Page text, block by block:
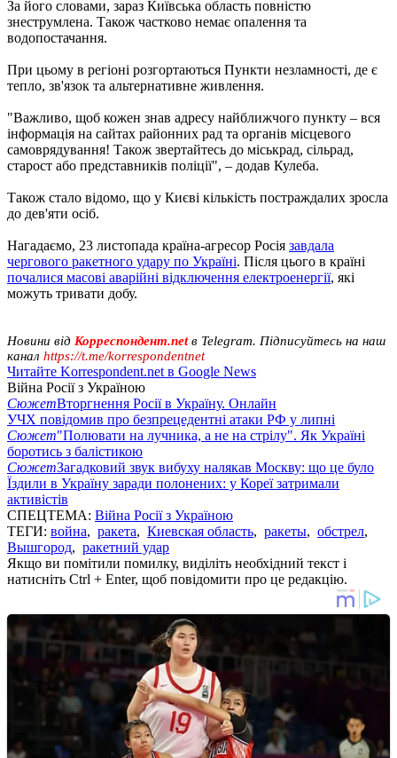
За його словами, зараз Київська область повністю
знеструмлена. Також частково немає опалення та
водопостачання.
При цьому в регіоні розгортаються Пункти незламності, де є
тепло, зв'язок та альтернативне живлення.
"Важливо, щоб кожен знав адресу найближчого пункту – вся
інформація на сайтах районних рад та органів місцевого
самоврядування! Також звертайтесь до міськрад, сільрад,
старост або представників поліції", – додав Кулеба.
Також стало відомо, що у Києві кількість постраждалих зросла
до дев'яти осіб.
Нагадаємо, 23 листопада країна-агресор Росія завдала
чергового ракетного удару по Україні. Після цього в країні
почалися масові аварійні відключення електроенергії, які
можуть тривати добу.
Новини від Корреспондент.netв Telegram. Підписуйтесь на наш
канал https://t.me/korrespondentnet
Читайте Korrespondent.net в Google News
Війна Росії з Україною
СюжетВторгнення Росії в Україну. Онлайн
УЧХ повідомив про безпрецедентні атаки РФ у липні
Сюжет"Полювати на лучника, а не на стрілу". Як Україні
боротись з балістикою
СюжетЗагадковий звук вибуху налякав Москву: що це було
Їздили в Україну заради полонених: у Кореї затримали
активістів
СПЕЦТЕМА: Війна Росії з Україною
ТЕГИ: война, ракета, Киевская область, ракеты, обстрел,
Вышгород, ракетний удар
Якщо ви помітили помилку, виділіть необхідний текст і
натисніть Ctrl + Enter, щоб повідомити про це редакцію.